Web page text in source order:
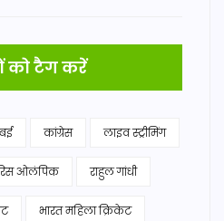
को टैग करें
कांग्रेस लाइव स्ट्रीमिंग
ओलंपिक राहुल गांधी
भारत महिला क्रिकेट